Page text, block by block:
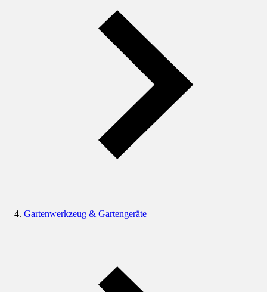
Gartenwerkzeug & Gartengeräte